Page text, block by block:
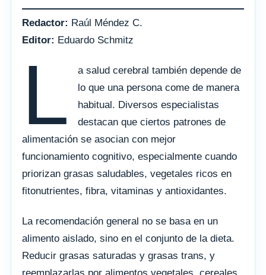
Redactor: Raúl Méndez C.
Editor: Eduardo Schmitz
L
a salud cerebral también depende de
lo que una persona come de manera
habitual. Diversos especialistas
destacan que ciertos patrones de
alimentación se asocian con mejor
funcionamiento cognitivo, especialmente cuando
priorizan grasas saludables, vegetales ricos en
fitonutrientes, fibra, vitaminas y antioxidantes.
La recomendación general no se basa en un
alimento aislado, sino en el conjunto de la dieta.
Reducir grasas saturadas y grasas trans, y